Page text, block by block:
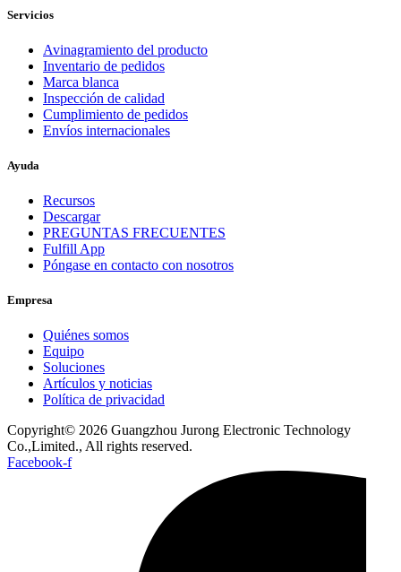
Servicios
Avinagramiento del producto
Inventario de pedidos
Marca blanca
Inspección de calidad
Cumplimiento de pedidos
Envíos internacionales
Ayuda
Recursos
Descargar
PREGUNTAS FRECUENTES
Fulfill App
Póngase en contacto con nosotros
Empresa
Quiénes somos
Equipo
Soluciones
Artículos y noticias
Política de privacidad
Copyright© 2026 Guangzhou Jurong Electronic Technology
Co.,Limited., All rights reserved.
Facebook-f